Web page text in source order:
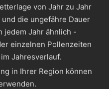
von Jahr zu Jahr
die ungefähre Dauer
jedem Jahr ähnlich -
einzelnen Pollenzeiten
Jahresverlauf.
in Ihrer Region können